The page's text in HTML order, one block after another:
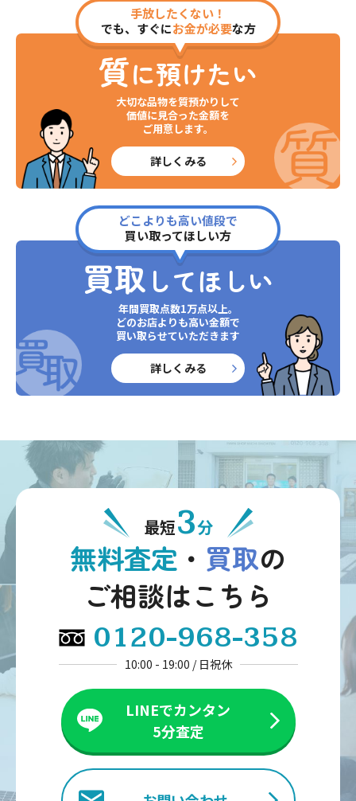
手放したくない！
でも、すぐにお金が必要な方
質に預けたい
大切な品物を質預かりして
価値に見合った金額を
ご用意します。
詳しくみる
どこよりも高い値段で
買い取ってほしい方
買取 してほしい
年間買取点数1万点以上。
どのお店よりも高い金額で
買い取らせていただきます
詳しくみる
最短3分
無料査定 ・ 買取の
ご相談はこちら
0120-968-358
10:00 - 19:00 / 日祝休
LINEでカンタン
5分査定